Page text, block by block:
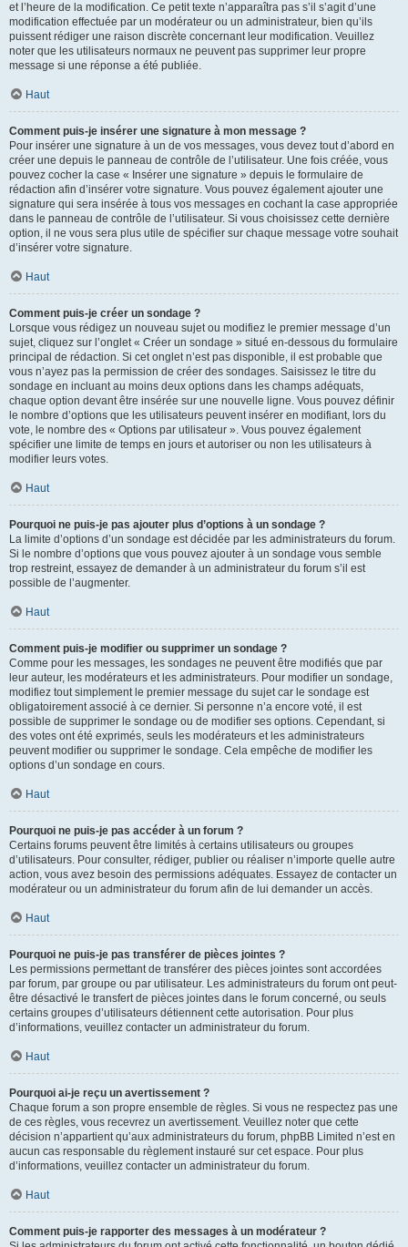
et l’heure de la modification. Ce petit texte n’apparaîtra pas s’il s’agit d’une
modification effectuée par un modérateur ou un administrateur, bien qu’ils
puissent rédiger une raison discrète concernant leur modification. Veuillez
noter que les utilisateurs normaux ne peuvent pas supprimer leur propre
message si une réponse a été publiée.
Haut
Comment puis-je insérer une signature à mon message ?
Pour insérer une signature à un de vos messages, vous devez tout d’abord en
créer une depuis le panneau de contrôle de l’utilisateur. Une fois créée, vous
pouvez cocher la case « Insérer une signature » depuis le formulaire de
rédaction afin d’insérer votre signature. Vous pouvez également ajouter une
signature qui sera insérée à tous vos messages en cochant la case appropriée
dans le panneau de contrôle de l’utilisateur. Si vous choisissez cette dernière
option, il ne vous sera plus utile de spécifier sur chaque message votre souhait
d’insérer votre signature.
Haut
Comment puis-je créer un sondage ?
Lorsque vous rédigez un nouveau sujet ou modifiez le premier message d’un
sujet, cliquez sur l’onglet « Créer un sondage » situé en-dessous du formulaire
principal de rédaction. Si cet onglet n’est pas disponible, il est probable que
vous n’ayez pas la permission de créer des sondages. Saisissez le titre du
sondage en incluant au moins deux options dans les champs adéquats,
chaque option devant être insérée sur une nouvelle ligne. Vous pouvez définir
le nombre d’options que les utilisateurs peuvent insérer en modifiant, lors du
vote, le nombre des « Options par utilisateur ». Vous pouvez également
spécifier une limite de temps en jours et autoriser ou non les utilisateurs à
modifier leurs votes.
Haut
Pourquoi ne puis-je pas ajouter plus d’options à un sondage ?
La limite d’options d’un sondage est décidée par les administrateurs du forum.
Si le nombre d’options que vous pouvez ajouter à un sondage vous semble
trop restreint, essayez de demander à un administrateur du forum s’il est
possible de l’augmenter.
Haut
Comment puis-je modifier ou supprimer un sondage ?
Comme pour les messages, les sondages ne peuvent être modifiés que par
leur auteur, les modérateurs et les administrateurs. Pour modifier un sondage,
modifiez tout simplement le premier message du sujet car le sondage est
obligatoirement associé à ce dernier. Si personne n’a encore voté, il est
possible de supprimer le sondage ou de modifier ses options. Cependant, si
des votes ont été exprimés, seuls les modérateurs et les administrateurs
peuvent modifier ou supprimer le sondage. Cela empêche de modifier les
options d’un sondage en cours.
Haut
Pourquoi ne puis-je pas accéder à un forum ?
Certains forums peuvent être limités à certains utilisateurs ou groupes
d’utilisateurs. Pour consulter, rédiger, publier ou réaliser n’importe quelle autre
action, vous avez besoin des permissions adéquates. Essayez de contacter un
modérateur ou un administrateur du forum afin de lui demander un accès.
Haut
Pourquoi ne puis-je pas transférer de pièces jointes ?
Les permissions permettant de transférer des pièces jointes sont accordées
par forum, par groupe ou par utilisateur. Les administrateurs du forum ont peut-
être désactivé le transfert de pièces jointes dans le forum concerné, ou seuls
certains groupes d’utilisateurs détiennent cette autorisation. Pour plus
d’informations, veuillez contacter un administrateur du forum.
Haut
Pourquoi ai-je reçu un avertissement ?
Chaque forum a son propre ensemble de règles. Si vous ne respectez pas une
de ces règles, vous recevrez un avertissement. Veuillez noter que cette
décision n’appartient qu’aux administrateurs du forum, phpBB Limited n’est en
aucun cas responsable du règlement instauré sur cet espace. Pour plus
d’informations, veuillez contacter un administrateur du forum.
Haut
Comment puis-je rapporter des messages à un modérateur ?